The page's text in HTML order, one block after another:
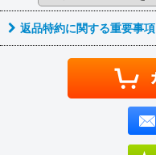
返品特約に関する重要事項